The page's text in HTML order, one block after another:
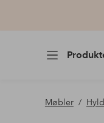
Møbler